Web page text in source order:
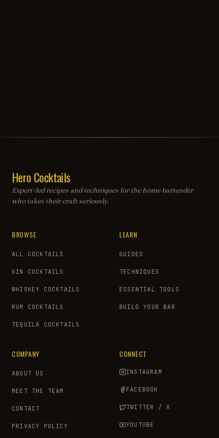
Hero Cocktails
Expert-led recipes and techniques for the home bartender
who takes their craft seriously.
BROWSE
ALL COCKTAILS
GIN COCKTAILS
WHISKEY COCKTAILS
RUM COCKTAILS
TEQUILA COCKTAILS
LEARN
GUIDES
TECHNIQUES
ESSENTIAL TOOLS
BUILD YOUR BAR
COMPANY
ABOUT US
MEET THE TEAM
CONTACT
PRIVACY POLICY
CONNECT
INSTAGRAM
FACEBOOK
TWITTER / X
YOUTUBE